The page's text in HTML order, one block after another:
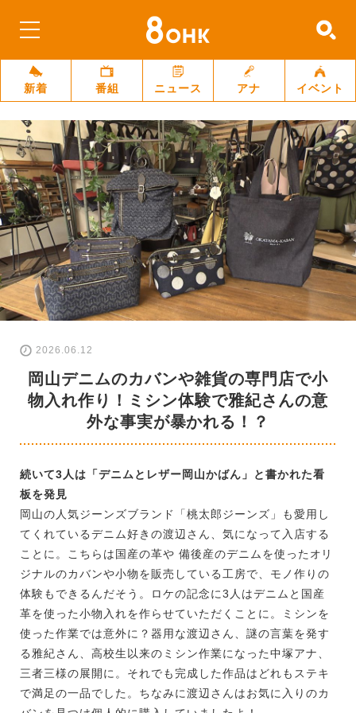
新着 番組 ニュース アナ イベント
2026.06.12
岡山デニムのカバンや雑貨の専門店で小
物入れ作り！ミシン体験で雅紀さんの意
外な事実が暴かれる！？
続いて3人は「デニムとレザー岡山かばん」と書かれた看
板を発見
岡山の人気ジーンズブランド「桃太郎ジーンズ」も愛用し
てくれているデニム好きの渡辺さん、気になって入店する
ことに。こちらは国産の革や 備後産のデニムを使ったオリ
ジナルのカバンや小物を販売している工房で、モノ作りの
体験もできるんだそう。ロケの記念に3人はデニムと国産
革を使った小物入れを作らせていただくことに。ミシンを
使った作業では意外に？器用な渡辺さん、謎の言葉を発す
る雅紀さん、高校生以来のミシン作業になった中塚アナ、
三者三様の展開に。それでも完成した作品はどれもステキ
で満足の一品でした。ちなみに渡辺さんはお気に入りのカ